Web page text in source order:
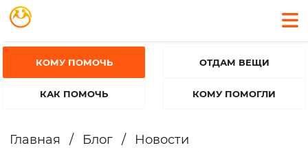
КОМУ ПОМОЧЬ
КАК ПОМОЧЬ
ОТДАМ ВЕЩИ
КОМУ ПОМОГЛИ
Главная / Блог /
Новости